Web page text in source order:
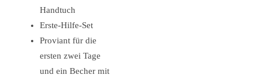
Handtuch
Erste-Hilfe-Set
Proviant für die
ersten zwei Tage
und ein Becher mit